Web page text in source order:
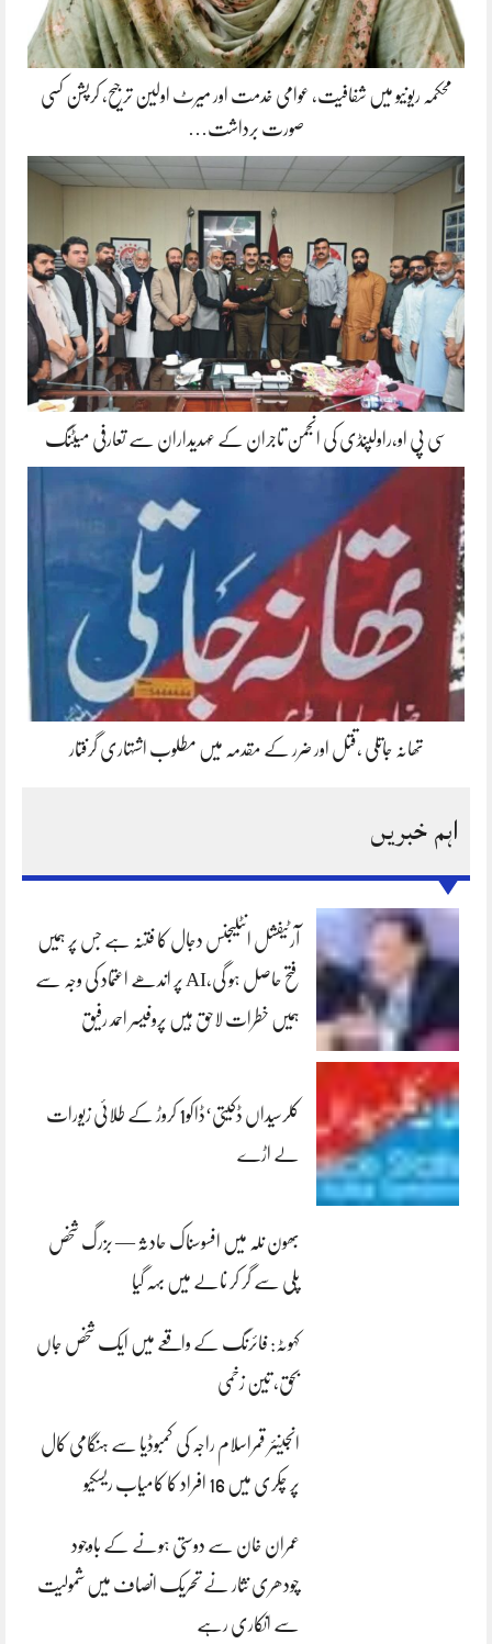
محکمہ ریونیو میں شفافیت، عوامی خدمت اور میرٹ اولین ترجیح، کرپشن کسی
صورت برداشت…
سی پی او،راولپنڈی کی انجمن تاجران کے عہدیداران سے تعارفی میٹنگ
تھانہ جاتلی ،قتل اور ضرر کے مقدمہ میں مطلوب اشتہاری گرفتار
اہم خبریں
آرٹیفشل انٹلیجنس دجال کا فتنہ ہے جس پر ہمیں
فتح حاصل ہو گی،AI پر اندھے اعتماد کی وجہ سے
ہمیں خطرات لاحق ہیں پروفیسر احمد رفیق
کلرسیداں ڈکیتی‘ڈاکو1 کروڑ کے طلائی زیورات
لے اڑے
بھون نلہ میں افسوسناک حادثہ — بزرگ شخص
پلی سے گر کر نالے میں بہہ گیا
کہوٹہ: فائرنگ کے واقعے میں ایک شخص جاں
بحق، تین زخمی
انجینئر قمراسلام راجہ کی کمبوڈیا سے ہنگامی کال
پر چکری میں 16 افراد کا کامیاب ریسکیو
عمران خان سے دوستی ہونے کے باوجود
چودھری نثار نے تحریک انصاف میں شمولیت
سے انکاری رہے